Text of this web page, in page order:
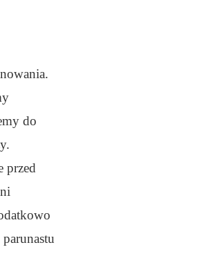
do
przed